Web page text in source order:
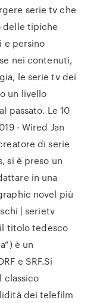
serie tv che
delle tipiche
e persino
nei contenuti,
le serie tv dei
un livello
passato. Le 10
- Wired Jan
di serie
si è preso un
in una
novel più
| serietv
titolo tedesco
è un
e SRF.Si
classico
dei telefilm